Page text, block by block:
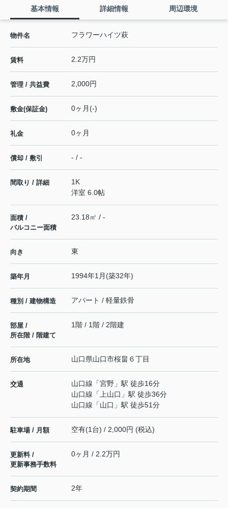
基本情報 詳細情報 周辺環境
物件名 フラワーハイツ萩
賃料 2.2万円
管理 / 共益費 2,000円
敷金(保証金) 0ヶ月(-)
礼金 0ヶ月
償却 / 敷引 - / -
間取り / 詳細
1K
洋室 6.0帖
面積 /
バルコニー面積
23.18㎡ / -
向き 東
築年月 1994年1月(築32年)
種別 / 建物構造 アパート / 軽量鉄骨
部屋 /
所在階 / 階建て
1階 / 1階 / 2階建
所在地 山口県山口市桜畠 ６丁目
交通 山口線 「宮野 」駅 徒歩16分
山口線 「上山口 」駅 徒歩36分
山口線 「山口 」駅 徒歩51分
駐車場 / 月額 空有(1台) / 2,000円 (税込)
更新料 /
更新事務手数料
0ヶ月 / 2.2万円
契約期間 2年